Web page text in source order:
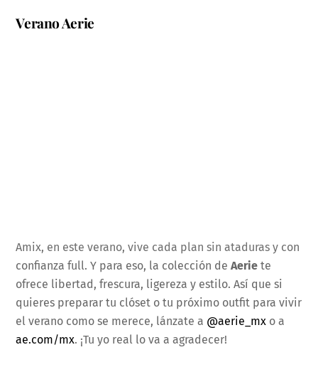
Verano Aerie
Amix, en este verano, vive cada plan sin ataduras y con
confianza full. Y para eso, la colección deAerie te
ofrece libertad, frescura, ligereza y estilo. Así que si
quieres preparar tu clóset o tu próximo outfit para vivir
el verano como se merece, lánzate a @aerie_mx o a
ae.com/mx. ¡Tu yo real lo va a agradecer!